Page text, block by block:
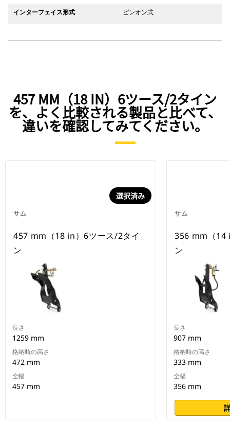
インターフェイス形式 ピンオン式
457 MM（18 IN）6ツース/2タイン
を、よく比較される製品と比べて、
違いを確認してみてください。
サム
選択済み
457 mm（18 in）6ツース/2タイ
ン
長さ
1259 mm
格納時の高さ
472 mm
全幅
457 mm
サム
356 mm（14
ン
長さ
907 mm
格納時の高さ
333 mm
全幅
356 mm